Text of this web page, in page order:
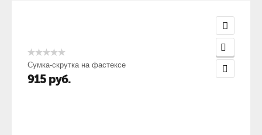
Сумка-скрутка на фастексе
915 руб.